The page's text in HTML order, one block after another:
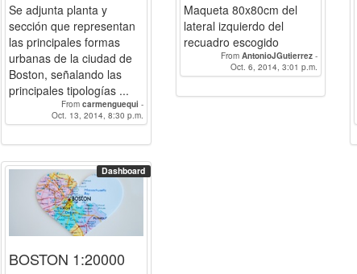
Se adjunta planta y
sección que representan
las principales formas
urbanas de la ciudad de
Boston, señalando las
principales tipologías ...
From carmenguequi -
BelenRamos
Oct. 13, 2014, 8:30 p.m.
Maqueta 80x80cm del
lateral izquierdo del
recuadro escogido
From AntonioJGutierrez -
Jomaloha- carmenguequi
Davarpe-Esteban-FcoCara-
-KevinBOUDIN-BelenRamos-
Oct. 6, 2014, 3:01 p.m.
Dashboard
BOSTON 1:20000